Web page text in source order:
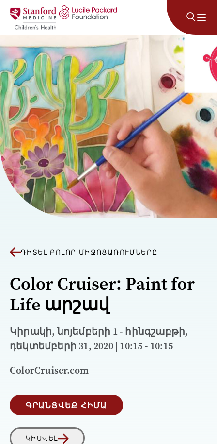
Անցնել բովանդակությանը
ԴԻՏԵԼ ԲՈԼՈՐ ՄԻՋՈՑԱՌՈՒՄՆԵՐԸ
Color Cruiser: Paint for
Life արշավ
Կիրակի, նոյեմբերի 1 - հինգշաբթի,
դեկտեմբերի 31, 2020 | 10:15 - 10:15
ColorCruiser.com
ԳՐԱՆՑՎԵՔ ՀԻՄԱ
ԿԻՍՎԵԼ